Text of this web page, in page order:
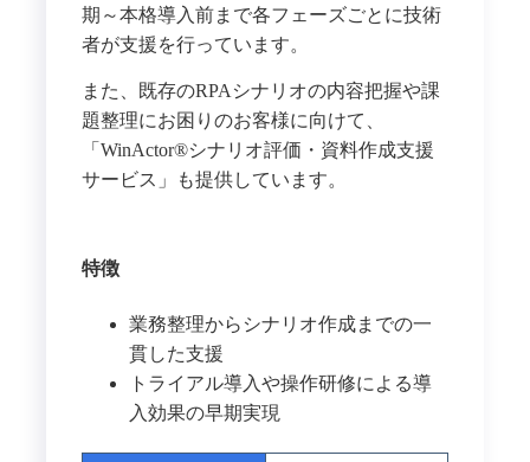
期～本格導入前まで各フェーズごとに技術
者が支援を行っています。
また、既存のRPAシナリオの内容把握や課
題整理にお困りのお客様に向けて、
「WinActor®シナリオ評価・資料作成支援
サービス」も提供しています。
特徴
業務整理からシナリオ作成までの一
貫した支援
トライアル導入や操作研修による導
入効果の早期実現